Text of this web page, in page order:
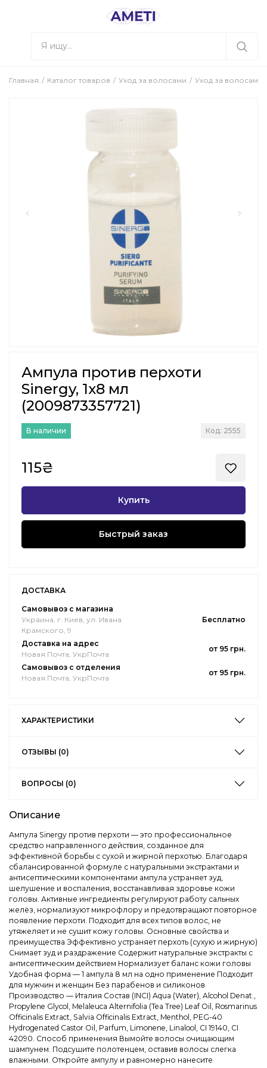
Главная Каталог товаров Уход за волосами Уход за волосами
Ампула против перхоти
Sinergy, 1х8 мл
(2009873357721)
В наличии Код: 2555
115₴
Купить
Быстрый заказ
ДОСТАВКА
Самовывоз с магазина
Украина, г. Киев, ул. Ивана
Крамского, 9
Бесплатно
Доставка на адрес
Новая Почта, УкрПочта
от 95 грн.
Самовывоз с отделения
Новая Почта, УкрПочта
от 95 грн.
ХАРАКТЕРИСТИКИ
ОТЗЫВЫ (0)
ВОПРОСЫ (0)
Описание
Ампула Sinergy против перхоти — это профессиональное
средство направленного действия, созданное для
эффективной борьбы с сухой и жирной перхотью. Благодаря
сбалансированной формуле с натуральными экстрактами и
антисептическими компонентами ампула устраняет зуд,
шелушение и воспаления, восстанавливая здоровье кожи
головы. Активные ингредиенты регулируют работу сальных
желёз, нормализуют микрофлору и предотвращают повторное
появление перхоти. Подходит для всех типов волос, не
утяжеляет и не сушит кожу головы. Основные свойства и
преимущества Эффективно устраняет перхоть (сухую и жирную)
Снимает зуд и раздражение Содержит натуральные экстракты с
антисептическим действием Нормализует баланс кожи головы
Удобная форма — 1 ампула 8 мл на одно применение Подходит
для мужчин и женщин Без парабенов и силиконов
Производство — Италия Состав (INCI) Aqua (Water), Alcohol Denat.,
Propylene Glycol, Melaleuca Alternifolia (Tea Tree) Leaf Oil, Rosmarinus
Officinalis Extract, Salvia Officinalis Extract, Menthol, PEG-40
Hydrogenated Castor Oil, Parfum, Limonene, Linalool, CI 19140, CI
42090. Способ применения Вымойте волосы очищающим
шампунем. Подсушите полотенцем, оставив волосы слегка
влажными. Откройте ампулу и равномерно нанесите